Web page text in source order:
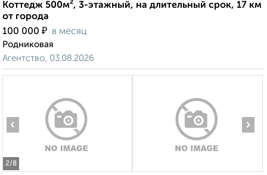
Коттедж 500м², 3-этажный, на длительный срок, 17 км
от города
100 000 ₽ в месяц
Родниковая
Агентство, 03.08.2026
2/8
‹ ›